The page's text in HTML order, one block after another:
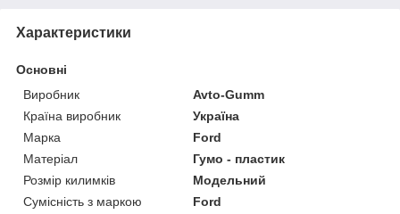
Характеристики
Основні
Виробник
Avto-Gumm
Країна виробник
Україна
Марка
Ford
Матеріал
Гумо - пластик
Розмір килимків
Модельний
Сумісність з маркою
Ford